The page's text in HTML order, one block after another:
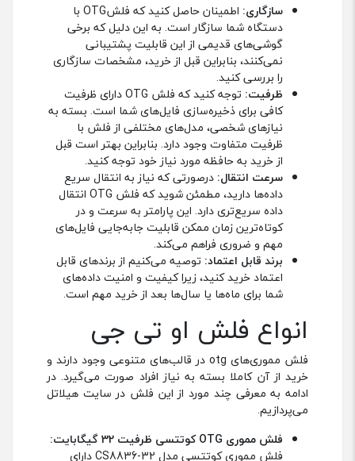
سازگاری:
اطمینان حاصل کنید که فلشOTG با
دستگاه شما سازگار است. به این دلیل که برخی
گوشی‌های قدیمی‌ از این قابلیت پشتیبانی
نمی‌کنند، بنابراین قبل از خرید، مشخصات سازگاری
را بررسی کنید.
ظرفیت:
توجه کنید که فلش OTG دارای ظرفیت
کافی برای ذخیره‌سازی فایل‌های شما است. بسته به
نیازهای شخصی، مدل‌های مختلفی از فلش با
ظرفیت متفاوت وجود دارد. بنابراین بهتر است قبل
از خرید به حافظه مورد نیاز خود توجه کنید.
سرعت انتقال: درصورتی که نیاز به انتقال سریع
داده‌ها دارید، مطمئن شوید که فلش OTG انتقال
داده‌ سریع‌تری دارد. این پارامتر به سرعت و در
کوتاه‌ترین زمان ممکن قابلیت جابه‌جایی فایل‌های
مهم و ضروری فراهم می‌کند.
برند قابل اعتماد: توصیه می‌کنیم از برند‌های قابل
اعتماد خرید کنید، زیرا کیفیت و امنیت داده‌های
شما برای ماه‌ها یا سال‌ها بعد از خرید مهم است.
انواع فلش او تی جی
فلش مموری‌های otg در قالب‌های متنوعی وجود دارند و
خرید از آن کاملا بسته به نیاز افراد صورت می‌گیرد. در
ادامه به معرفی چند مورد از این فلش در سایت هیلاتل
می‌پردازیم.
فلش مموری OTGکوتتسی ظرفیت 32 گیگابایت:
فلش مموری کوتتسی مدل CS8836-32 دارای